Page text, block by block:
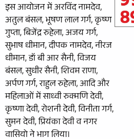
इस आयोजन में अरविंद नामदेव,
अतुल बंसल, भूषण लाल गर्ग, कृष्ण
गुप्ता, बिजेंद्र रुहेला, अजय गर्ग,
सुभाष धीमान, दीपक नामदेव, नीरज
धीमान, डॉ बी आर सैनी, विजय
बंसल, सुधीर सैनी, शिवम राणा,
अर्पण गर्ग, राहुल रुहेला, आदि और
महिलाओं में साध्वी रुक्मणि देवी,
कृष्णा देवी, रोशनी देवी, विनीता गर्ग,
सुमन देवी, प्रियंका देवी व नगर
वासियो ने भाग लिया।